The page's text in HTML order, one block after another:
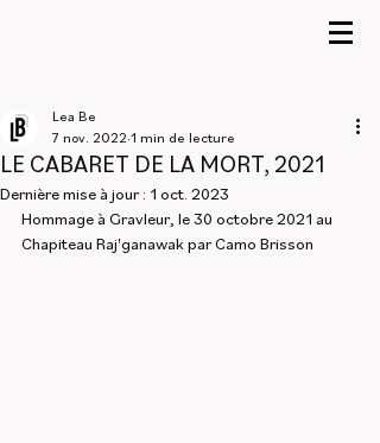
LE CABARET DE LA MORT, 2021
Lea Be
7 nov. 2022 1 min de lecture
Dernière mise à jour : 1 oct. 2023
Hommage à Gravleur, le 30 octobre 2021 au
Chapiteau Raj'ganawak par Camo Brisson